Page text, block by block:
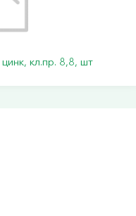
кл.пр. 8,8, шт